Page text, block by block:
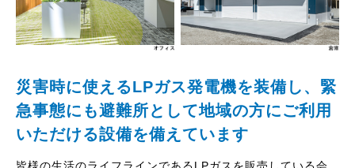
災害時に使えるLPガス発電機を装備し、緊
急事態にも避難所として地域の方にご利用
いただける設備を備えています